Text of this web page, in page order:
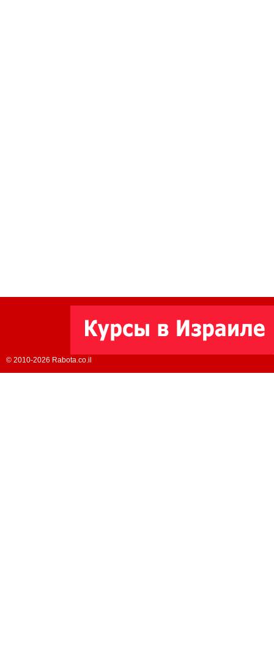
© 2010-2026 Rabota.co.il